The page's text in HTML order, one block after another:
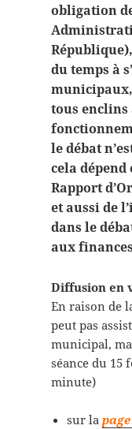
obligation
du temps à
municipaux,
tous
le débat
cela
Rapport
et aussi de
dans le
aux
Diffusion en
En raison de
peut pas
municipal,
séance du 15
minute)
sur la